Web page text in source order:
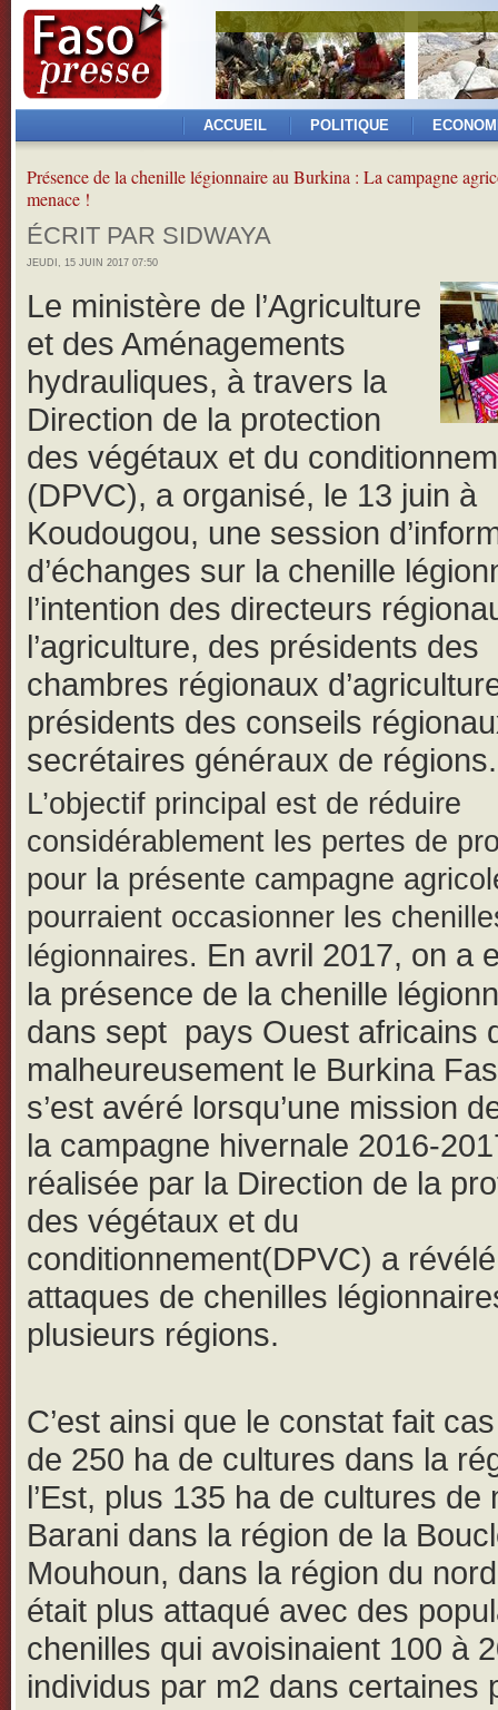
ACCUEIL POLITIQUE
Présence de la chenille légionnaire au Burkina : La campagne
menace !
ÉCRIT PAR SIDWAYA
JEUDI, 15 JUIN 2017 07:50
Le ministère de l’Agriculture
et des Aménagements
hydrauliques, à travers la
Direction de la protection
des végétaux et du
(DPVC), a organisé, le 13 juin à
Koudougou, une session
d’échanges sur la chenille
l’intention des directeurs
l’agriculture, des présidents des
chambres régionaux
présidents des conseils
secrétaires généraux de régions.
L’objectif principal est de réduire
considérablement les pertes de
pour la présente campagne
pourraient occasionner les
légionnaires. En avril 2017, on a
la présence de la chenille
dans sept pays Ouest africains
malheureusement le Burkina
s’est avéré lorsqu’une mission
la campagne hivernale 2016-
réalisée par la Direction de la
des végétaux et du
conditionnement(DPVC) a
attaques de chenilles
plusieurs régions.
C’est ainsi que le constat fait
de 250 ha de cultures dans la
l’Est, plus 135 ha de cultures de
Barani dans la région de la
Mouhoun, dans la région du
était plus attaqué avec des
chenilles qui avoisinaient 100 à
individus par m2 dans certaines